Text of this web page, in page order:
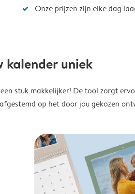
Onze prijzen zijn elke dag
kalender uniek
stuk makkelijker! De tool zorgt
op het door jou gekozen